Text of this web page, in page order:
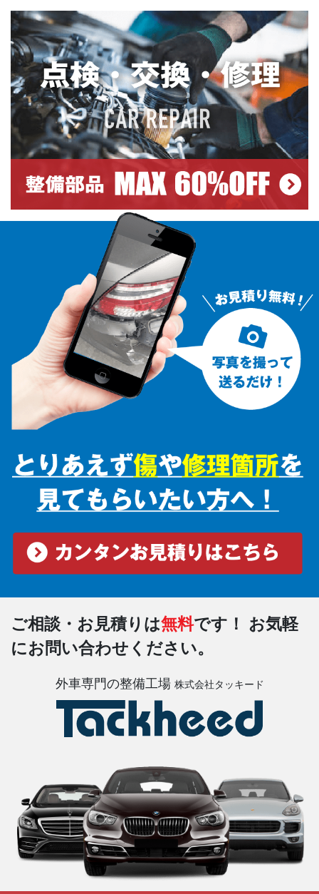
ご相談・お見積りは無料です！
お気軽
にお問い合わせください。
外車専門の整備工場 株式会社タッキード